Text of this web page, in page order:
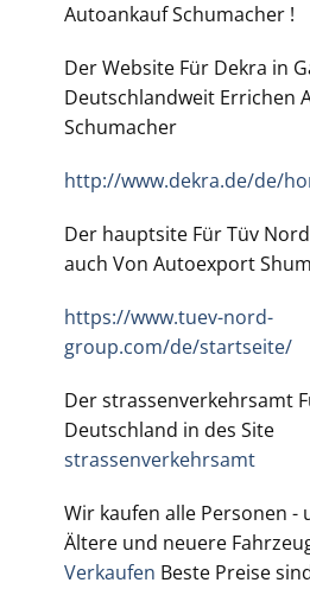
Autoankauf Schumacher !
Der Website Für Dekra in
Deutschlandweit Errichen
Schumacher
http://www.dekra.de/de/
Der hauptsite Für Tüv
auch Von Autoexport
https://www.tuev-nord-
group.com/de/startseite/
Derstrassenverkehrsamt
Deutschland in des Site
strassenverkehrsamt
Wir kaufen alle Personen -
Ältere und neuere
Verkaufen Beste Preise